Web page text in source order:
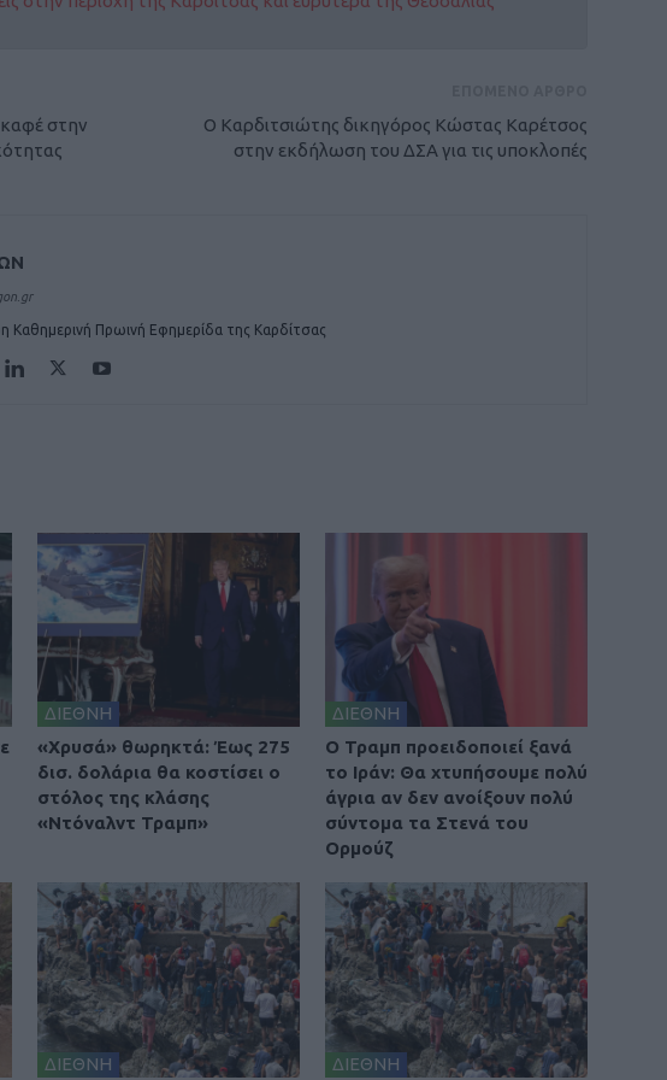
στην
Ο Καρδιτσιώτης δικηγόρος Κώστας Καρέτσος
στην εκδήλωση του ΔΣΑ για τις υποκλοπές
Καθημερινή Πρωινή Εφημερίδα της Καρδίτσας
ΔΙΕΘΝΗ
«Χρυσά» θωρηκτά: Έως 275
δισ. δολάρια θα κοστίσει ο
στόλος της κλάσης
«Ντόναλντ Τραμπ»
ΔΙΕΘΝΗ
O Τραμπ προειδοποιεί ξανά
το Ιράν: Θα χτυπήσουμε πολύ
άγρια αν δεν ανοίξουν πολύ
σύντομα τα Στενά του
Ορμούζ
ΔΙΕΘΝΗ ΔΙΕΘΝΗ